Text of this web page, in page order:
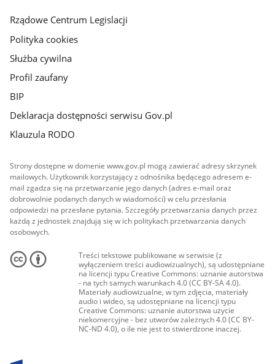
Rządowe Centrum Legislacji
Polityka cookies
Służba cywilna
Profil zaufany
BIP
Deklaracja dostępności serwisu Gov.pl
Klauzula RODO
Strony dostępne w domenie www.gov.pl mogą zawierać adresy skrzynek
mailowych. Użytkownik korzystający z odnośnika będącego adresem e-
mail zgadza się na przetwarzanie jego danych (adres e-mail oraz
dobrowolnie podanych danych w wiadomości) w celu przesłania
odpowiedzi na przesłane pytania. Szczegóły przetwarzania danych przez
każdą z jednostek znajdują się w ich politykach przetwarzania danych
osobowych.
Treści tekstowe publikowane w serwisie (z
wyłączeniem treści audiowizualnych), są udostępniane
na licencji typu Creative Commons: uznanie autorstwa
- na tych samych warunkach 4.0 (CC BY-SA 4.0).
Materiały audiowizualne, w tym zdjęcia, materiały
audio i wideo, są udostępniane na licencji typu
Creative Commons: uznanie autorstwa użycie
niekomercyjne - bez utworów zależnych 4.0 (CC BY-
NC-ND 4.0), o ile nie jest to stwierdzone inaczej.